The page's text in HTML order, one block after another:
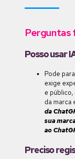
Perguntas
Posso usar
Pode
exige
e público,
da marca
da
sua
ao
Preciso